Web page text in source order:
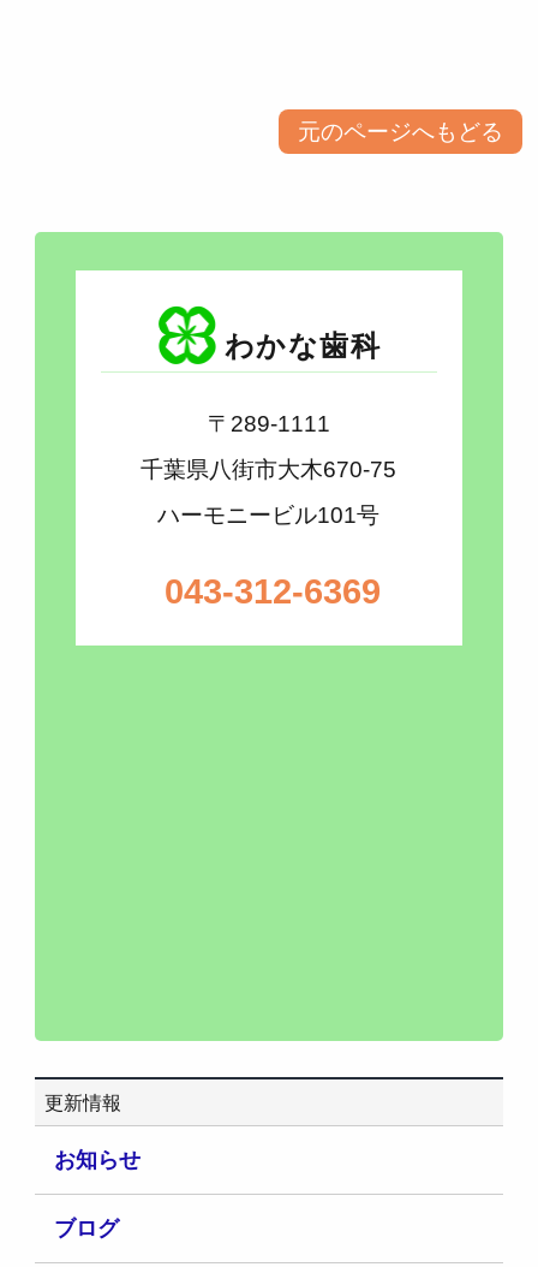
元のページへもどる
わかな歯科
〒289-1111
千葉県八街市大木670-75
ハーモニービル101号
043-312-6369
更新情報
お知らせ
ブログ